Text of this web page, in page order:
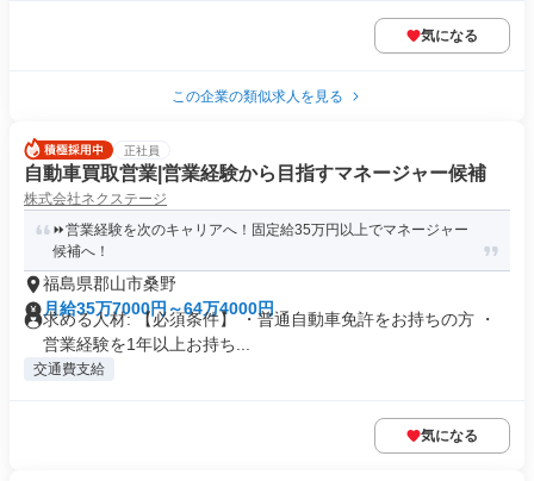
気になる
この企業の類似求人を見る
正社員
自動車買取営業|営業経験から目指すマネージャー候補
株式会社ネクステージ
⏩️営業経験を次のキャリアへ！固定給35万円以上でマネージャー
候補へ！
福島県郡山市桑野
月給35万7000円～64万4000円
求める人材: 【必須条件】 ・普通自動車免許をお持ちの方 ・
営業経験を1年以上お持ち...
交通費支給
気になる